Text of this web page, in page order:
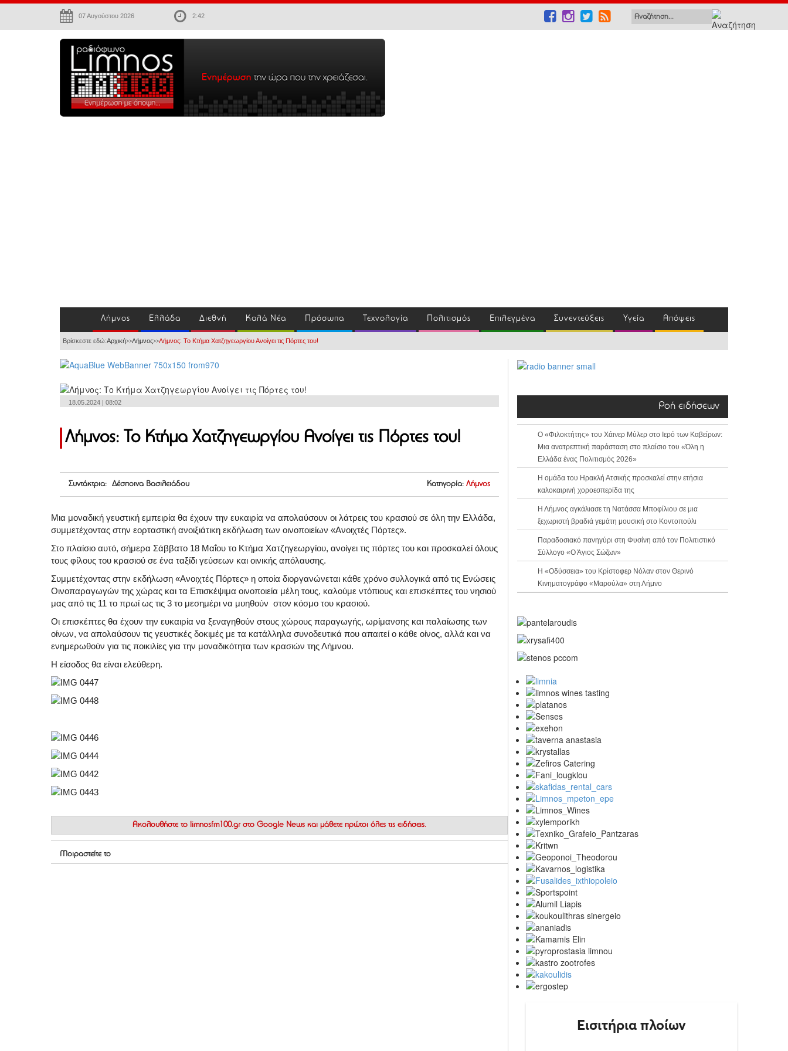
07 Αυγούστου 2026 2:42
Λήμνος Ελλάδα Διεθνή Καλά Νέα Πρόσωπα Τεχνολογία Πολιτισμός Επιλεγμένα Συνεντεύξεις Υγεία Απόψεις
Βρίσκεστε εδώ:Αρχική>>Λήμνος>>Λήμνος: Το Κτήμα Χατζηγεωργίου Ανοίγει τις Πόρτες του!
18.05.2024 | 08:02
Λήμνος: Το Κτήμα Χατζηγεωργίου Ανοίγει τις Πόρτες του!
Συντάκτρια: Δέσποινα Βασιλειάδου Κατηγορία: Λήμνος
Μια μοναδική γευστική εμπειρία θα έχουν την ευκαιρία να απολαύσουν οι λάτρεις του κρασιού σε όλη την Ελλάδα,
συμμετέχοντας στην εορταστική ανοιξιάτικη εκδήλωση των οινοποιείων «Ανοιχτές Πόρτες».
Στο πλαίσιο αυτό, σήμερα Σάββατο 18 Μαΐου το Κτήμα Χατζηγεωργίου, ανοίγει τις πόρτες του και προσκαλεί όλους
τους φίλους του κρασιού σε ένα ταξίδι γεύσεων και οινικής απόλαυσης.
Συμμετέχοντας στην εκδήλωση «Ανοιχτές Πόρτες» η οποία διοργανώνεται κάθε χρόνο συλλογικά από τις Ενώσεις
Οινοπαραγωγών της χώρας και τα Επισκέψιμα οινοποιεία μέλη τους, καλούμε ντόπιους και επισκέπτες του νησιού
μας από τις 11 το πρωί ως τις 3 το μεσημέρι να μυηθούν στον κόσμο του κρασιού.
Οι επισκέπτες θα έχουν την ευκαιρία να ξεναγηθούν στους χώρους παραγωγής, ωρίμανσης και παλαίωσης των
οίνων, να απολαύσουν τις γευστικές δοκιμές με τα κατάλληλα συνοδευτικά που απαιτεί ο κάθε οίνος, αλλά και να
ενημερωθούν για τις ποικιλίες για την μοναδικότητα των κρασιών της Λήμνου.
Η είσοδος θα είναι ελεύθερη.
Ακολουθήστε το limnosfm100.gr στο Google News και μάθετε πρώτοι όλες τις ειδήσεις.
Μοιραστείτε το
Ροή ειδήσεων
Ο «Φιλοκτήτης» του Χάινερ Μύλερ στο Ιερό των Καβείρων:
Μια ανατρεπτική παράσταση στο πλαίσιο του «Όλη η
Ελλάδα ένας Πολιτισμός 2026»
Η ομάδα του Ηρακλή Ατσικής προσκαλεί στην ετήσια
καλοκαιρινή χοροεσπερίδα της
Η Λήμνος αγκάλιασε τη Νατάσσα Μποφίλιου σε μια
ξεχωριστή βραδιά γεμάτη μουσική στο Κοντοπούλι
Παραδοσιακό πανηγύρι στη Φυσίνη από τον Πολιτιστικό
Σύλλογο «Ο Άγιος Σώζων»
Η «Οδύσσεια» του Κρίστοφερ Νόλαν στον Θερινό
Κινηματογράφο «Μαρούλα» στη Λήμνο